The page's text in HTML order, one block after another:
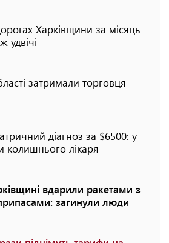
Харківщини за місяць
удвічі
затримали торговця
діагноз за $6500: у
колишнього лікаря
вдарили ракетами з
загинули люди